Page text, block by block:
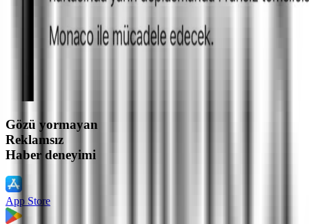
Gözü yormayan
Reklamsız
Haber deneyimi
App Store